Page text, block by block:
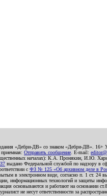
«Дебри-ДВ» со знаком «Дебри-ДВ».
Отправить сообщение . E-mail:
общественных началах): К.А.
выдано Федеральной службой по надзору в
с ФЗ № 125 «Об архивном деле в
в электронном виде, согласно п. 1 ст. 24
информационных технологий и защиты
основываются и работают на основании
не несут ответственности за